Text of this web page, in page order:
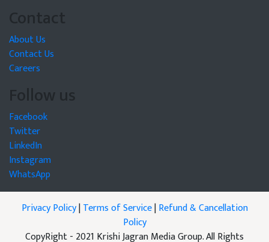
Contact
About Us
Contact Us
Careers
Follow us
Facebook
Twitter
LinkedIn
Instagram
WhatsApp
Privacy Policy|Terms of Service|Refund & Cancellation
Policy
CopyRight - 2021 Krishi Jagran Media Group. All Rights